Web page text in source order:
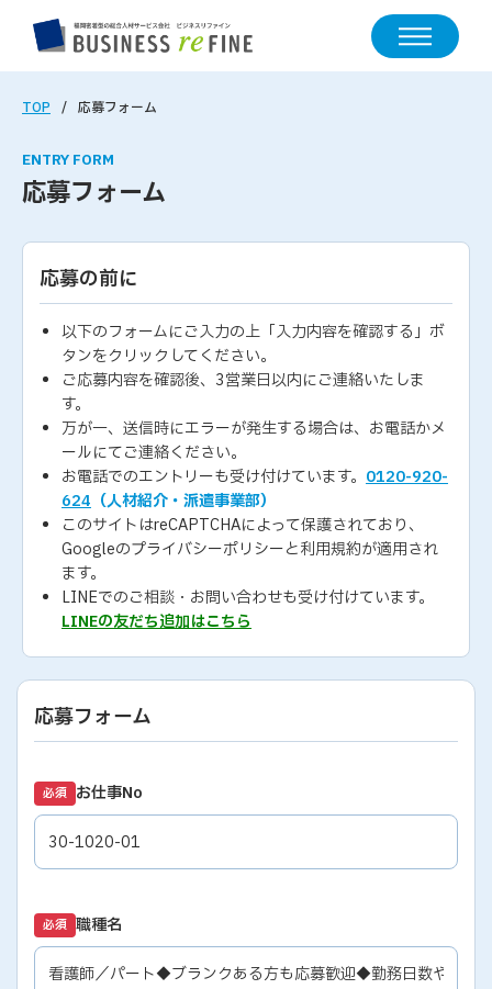
TOP 応募フォーム
ENTRY FORM
応募フォーム
応募の前に
以下のフォームにご入力の上「入力内容を確認する」ボ
タンをクリックしてください。
ご応募内容を確認後、3営業日以内にご連絡いたしま
す。
万が一、送信時にエラーが発生する場合は、お電話かメ
ールにてご連絡ください。
お電話でのエントリーも受け付けています。 0120-920-
624 （人材紹介・派遣事業部）
このサイトはreCAPTCHAによって保護されており、
Googleのプライバシーポリシーと利用規約が適用され
ます。
LINEでのご相談・お問い合わせも受け付けています。
LINEの友だち追加はこちら
応募フォーム
必須 お仕事No
必須 職種名